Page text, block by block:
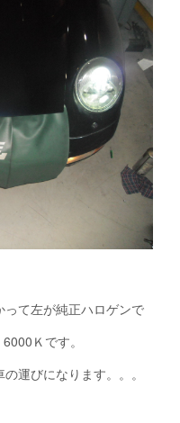
て左が純正ハロゲンで
Ｋです。
運びになります。。。